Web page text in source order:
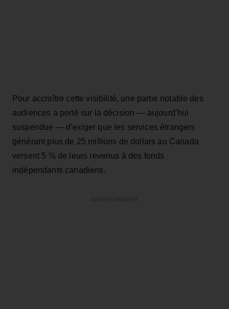
Pour accroître cette visibilité, une partie notable des
audiences a porté sur la décision — aujourd’hui
suspendue — d’exiger que les services étrangers
générant plus de 25 millions de dollars au Canada
versent 5 % de leurs revenus à des fonds
indépendants canadiens.